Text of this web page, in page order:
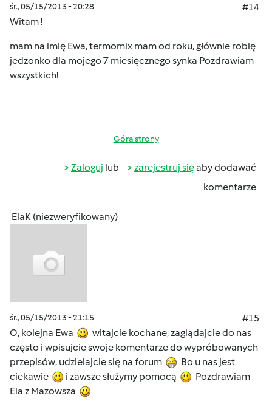
śr., 05/15/2013 - 20:28
#14
Witam !
mam na imię Ewa, termomix mam od roku, głównie robię
jedzonko dla mojego 7 miesięcznego synka Pozdrawiam
wszystkich!
Góra strony
Zaloguj lub zarejestruj sięaby dodawać
komentarze
ElaK (niezweryfikowany)
śr., 05/15/2013 - 21:15
#15
O, kolejna Ewa
witajcie kochane, zaglądajcie do nas
często i wpisujcie swoje komentarze do wypróbowanych
przepisów, udzielajcie się na forum
Bo u nas jest
ciekawie
i zawsze służymy pomocą
Pozdrawiam
Ela z Mazowsza